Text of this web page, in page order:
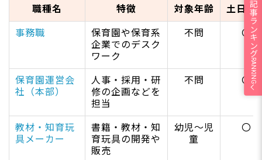
職種名 特徴 対象年齢 土日休
事務職
保育園や保育系
企業でのデスク
ワーク
不問 〇
保育園運営会
社（本部）
人事・採用・研
修の企画などを
担当
不問 〇
教材・知育玩
具メーカー
書籍・教材・知
育玩具の開発や
販売
幼児～児
童
〇
RANKING